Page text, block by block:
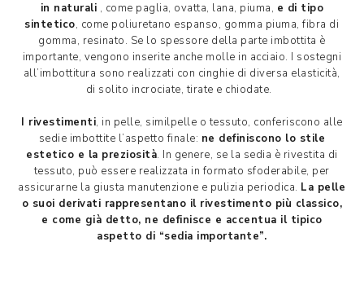
in naturali , come paglia, ovatta, lana, piuma, e di tipo
sintetico, come poliuretano espanso, gomma piuma, fibra di
gomma, resinato. Se lo spessore della parte imbottita è
importante, vengono inserite anche molle in acciaio. I sostegni
all’imbottitura sono realizzati con cinghie di diversa elasticità,
di solito incrociate, tirate e chiodate.
I rivestimenti, in pelle, similpelle o tessuto, conferiscono alle
sedie imbottite l’aspetto finale: ne definiscono lo stile
estetico e la preziosità. In genere, se la sedia è rivestita di
tessuto, può essere realizzata in formato sfoderabile, per
assicurarne la giusta manutenzione e pulizia periodica. La pelle
o suoi derivati rappresentano il rivestimento più classico,
e come già detto, ne definisce e accentua il tipico
aspetto di “sedia importante”.